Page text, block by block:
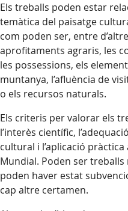
Els treballs poden estar
temàtica del paisatge
com poden ser, entre
aprofitaments agraris, les
les possessions, els
muntanya, l’afluència de
o els recursos naturals.
Els criteris per valorar els
l’interès científic,
cultural i l’aplicació
Mundial. Poden ser
poden haver estat
cap altre certamen.